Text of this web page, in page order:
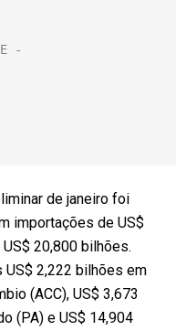
de janeiro foi
importações de US$
20,800 bilhões.
2,222 bilhões em
(ACC), US$ 3,673
(PA) e US$ 14,904